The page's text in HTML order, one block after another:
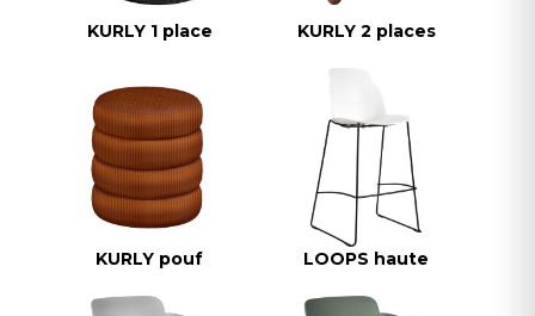
KURLY 1 place KURLY 2 places
KURLY pouf LOOPS haute